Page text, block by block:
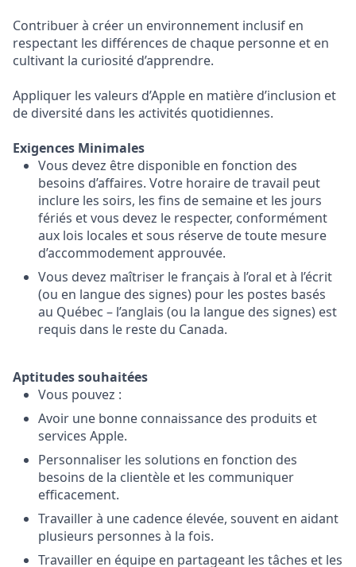
Contribuer à créer un environnement inclusif en
respectant les différences de chaque personne et en
cultivant la curiosité d’apprendre.
Appliquer les valeurs d’Apple en matière d’inclusion et
de diversité dans les activités quotidiennes.
Exigences Minimales
Vous devez être disponible en fonction des
besoins d’affaires. Votre horaire de travail peut
inclure les soirs, les fins de semaine et les jours
fériés et vous devez le respecter, conformément
aux lois locales et sous réserve de toute mesure
d’accommodement approuvée.
Vous devez maîtriser le français à l’oral et à l’écrit
(ou en langue des signes) pour les postes basés
au Québec – l’anglais (ou la langue des signes) est
requis dans le reste du Canada.
Aptitudes souhaitées
Vous pouvez :
Avoir une bonne connaissance des produits et
services Apple.
Personnaliser les solutions en fonction des
besoins de la clientèle et les communiquer
efficacement.
Travailler à une cadence élevée, souvent en aidant
plusieurs personnes à la fois.
Travailler en équipe en partageant les tâches et les